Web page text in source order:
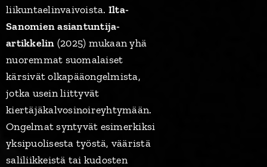
liikuntaelinvaivoista. Ilta-
Sanomien asiantuntija-
artikkelin (2025) mukaan yhä
nuoremmat suomalaiset
kärsivät olkapääongelmista,
jotka usein liittyvät
kiertäjäkalvosinoireyhtymään.
Ongelmat syntyvät esimerkiksi
yksipuolisesta työstä, vääristä
saliliikkeistä tai kudosten